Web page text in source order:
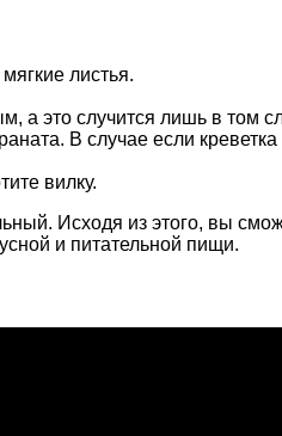
листья.
это случится лишь в том
В случае если
вилку.
Исходя из этого, вы
и питательной пищи.